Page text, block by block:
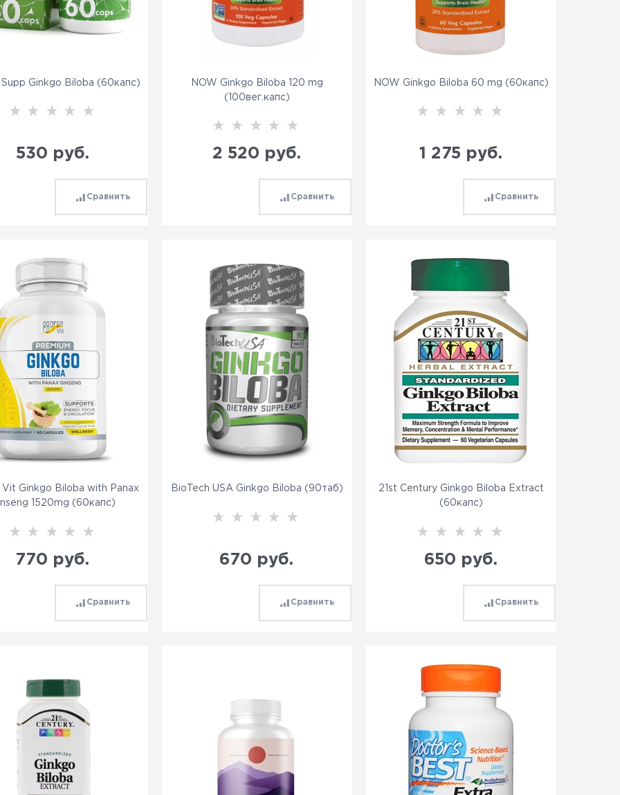
Ginkgo Biloba (60капс)
530 руб.
Сравнить
NOW Ginkgo Biloba 120 mg
(100вег.капс)
2 520 руб.
Сравнить
NOW Ginkgo Biloba 60 mg (60капс)
1 275 руб.
Сравнить
Ginkgo Biloba with Panax
1520mg (60капс)
770 руб.
Сравнить
BioTech USA Ginkgo Biloba (90таб)
670 руб.
Сравнить
21st Century Ginkgo Biloba Extract
(60капс)
650 руб.
Сравнить